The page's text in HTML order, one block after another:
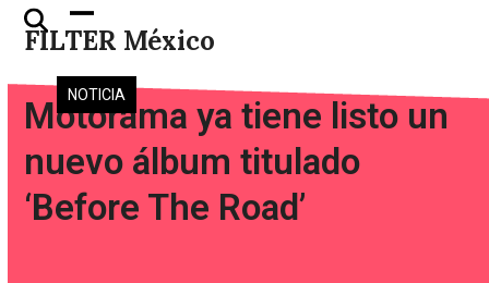
Skip
FILTER México
Open
mobile
menu
Close
mobile
menu
NOTICIA
Motorama ya tiene listo un
nuevo álbum titulado
‘Before The Road’